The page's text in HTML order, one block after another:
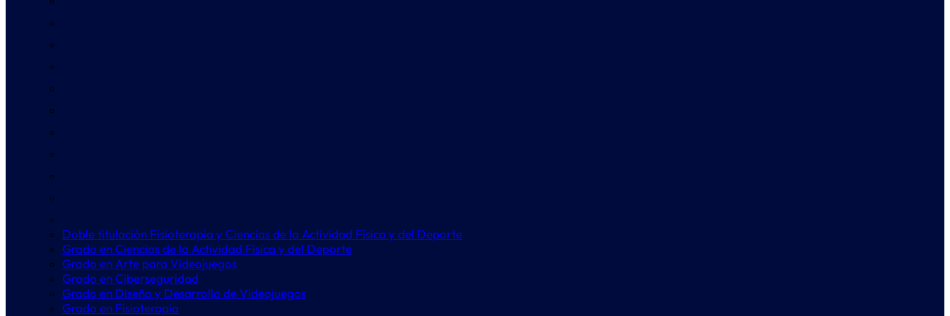
Doble titulación Fisioterapia y Ciencias de la Actividad Física y del Deporte
Grado en Ciencias de la Actividad Física y del Deporte
Grado en Arte para Videojuegos
Grado en Ciberseguridad
Grado en Diseño y Desarrollo de Videojuegos
Grado en Fisioterapia